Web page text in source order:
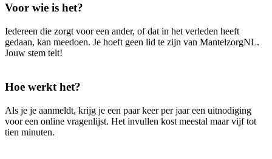
Voor wie is het?
Iedereen die zorgt voor een ander, of dat in het verleden heeft
gedaan, kan meedoen. Je hoeft geen lid te zijn van MantelzorgNL.
Jouw stem telt!
Hoe werkt het?
Als je je aanmeldt, krijg je een paar keer per jaar een uitnodiging
voor een online vragenlijst. Het invullen kost meestal maar vijf tot
tien minuten.